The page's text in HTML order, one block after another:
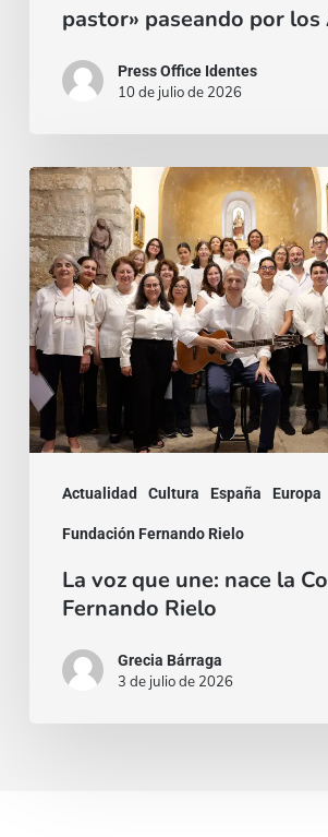
pastor» paseando por los
Press Office Identes
10 de julio de 2026
Actualidad Cultura España Europa
Fundación Fernando Rielo
La
voz
que
une:
nace
la
Coral
Fernando
La voz que une: nace la
Fernando Rielo
Grecia Bárraga
3 de julio de 2026